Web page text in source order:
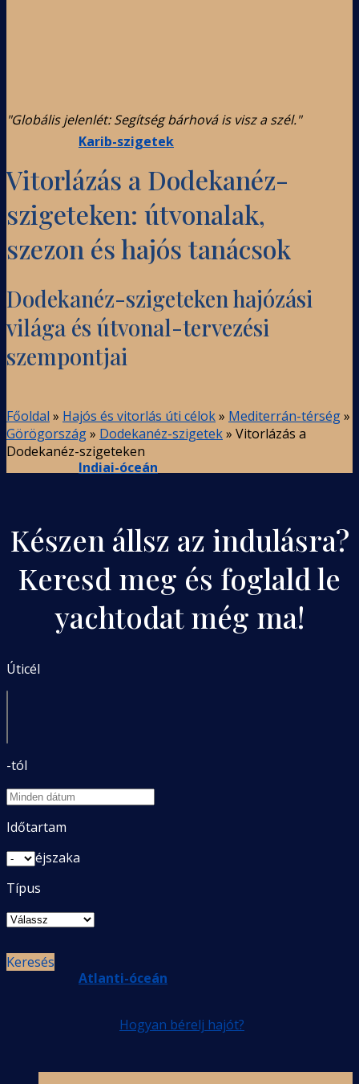
Karib-szigetek
Indiai-óceán
Európa
Atlanti-óceán
"Globális jelenlét: Segítség bárhová is visz a szél."
Vitorlázás a Dodekanéz-
szigeteken: útvonalak,
szezon és hajós tanácsok
Dodekanéz-szigeteken hajózási
világa és útvonal-tervezési
szempontjai
Főoldal » Hajós és vitorlás úti célok» Mediterrán-térség»
Görögország» Dodekanéz-szigetek» Vitorlázás a
Dodekanéz-szigeteken
Készen állsz az indulásra?
Keresd meg és foglald le
yachtodat még ma!
Úticél
-tól
Időtartam
éjszaka
Típus
Keresés
Hogyan bérelj hajót?